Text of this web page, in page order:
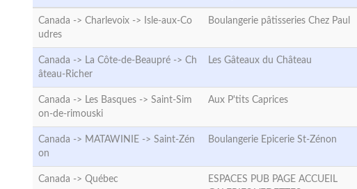
Canada -> Charlevoix ->
Isle-aux-Co
udres
Boulangerie pâtisseries Chez Paul
Canada -> La Côte-de-Beaupré -> Ch
âteau-Richer
Les Gâteaux du Château
Canada -> Les Basques -> Saint-Sim
on-de-rimouski
Aux P'tits Caprices
Canada -> MATAWINIE -> Saint-Zén
on
Boulangerie Epicerie St-Zénon
Canada -> Québec
ESPACES PUB PAGE ACCUEIL